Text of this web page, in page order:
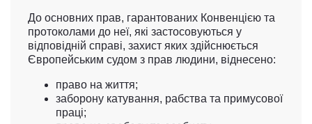
До основних прав, гарантованих Конвенцією та
протоколами до неї, які застосовуються у
відповідній справі, захист яких здійснюється
Європейським судом з прав людини, віднесено:
право на життя;
заборону катування, рабства та примусової
праці;